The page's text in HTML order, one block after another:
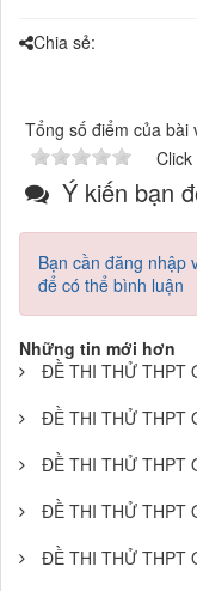
Chia sẻ:
Tổng số điểm của bài
Ý kiến bạn
Bạn cần đăng nhập
để có thể bình luận
Những tin mới hơn
ĐỀ THI THỬ THPT
ĐỀ THI THỬ THPT
ĐỀ THI THỬ THPT
ĐỀ THI THỬ THPT
ĐỀ THI THỬ THPT